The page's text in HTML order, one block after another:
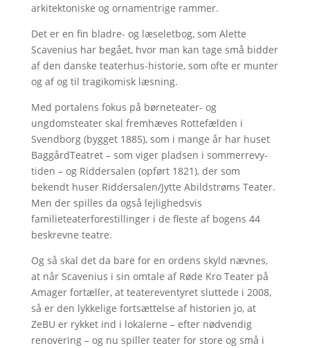
arkitektoniske og ornamentrige rammer.
Det er en fin bladre- og læseletbog, som Alette
Scavenius har begået, hvor man kan tage små bidder
af den danske teaterhus-historie, som ofte er munter
og af og til tragikomisk læsning.
Med portalens fokus på børneteater- og
ungdomsteater skal fremhæves Rottefælden i
Svendborg (bygget 1885), som i mange år har huset
BaggårdTeatret – som viger pladsen i sommerrevy-
tiden – og Riddersalen (opført 1821), der som
bekendt huser Riddersalen/Jytte Abildstrøms Teater.
Men der spilles da også lejlighedsvis
familieteaterforestillinger i de fleste af bogens 44
beskrevne teatre.
Og så skal det da bare for en ordens skyld nævnes,
at når Scavenius i sin omtale af Røde Kro Teater på
Amager fortæller, at teatereventyret sluttede i 2008,
så er den lykkelige fortsættelse af historien jo, at
ZeBU er rykket ind i lokalerne – efter nødvendig
renovering – og nu spiller teater for store og små i